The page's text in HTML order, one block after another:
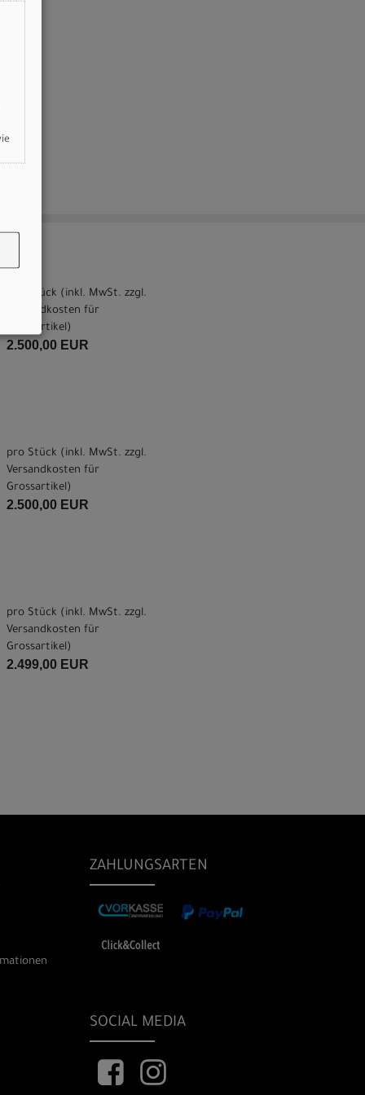
pro Stück (inkl. MwSt. zzgl.
Versandkosten für
Grossartikel )
2.500,00 EUR
pro Stück (inkl. MwSt. zzgl.
Versandkosten für
Grossartikel )
2.500,00 EUR
pro Stück (inkl. MwSt. zzgl.
Versandkosten für
Grossartikel )
2.499,00 EUR
ZAHLUNGSARTEN
SOCIAL MEDIA